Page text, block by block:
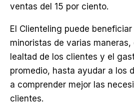
ventas del 15 por ciento.
El Clienteling puede
minoristas de varias
lealtad de los clientes y el
promedio, hasta ayudar a los
a comprender mejor las
clientes.